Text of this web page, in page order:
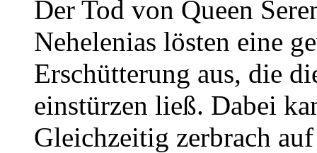
Der Tod von Queen
Nehelenias lösten eine
Erschütterung aus, die
einstürzen ließ. Dabei
Gleichzeitig zerbrach